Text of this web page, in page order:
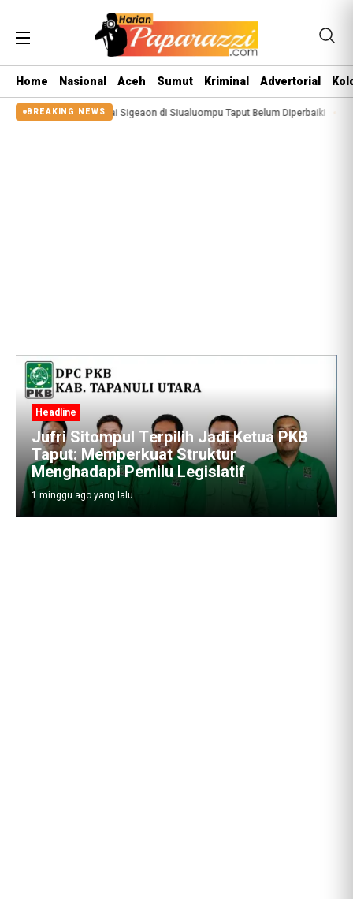
Home Nasional Aceh Sumut Kriminal Advertorial
BREAKING NEWS
Tanggul Sungai Sigeaon di Siualuompu Taput Belum Diperbaiki
Headline
Jufri Sitompul Terpilih Jadi Ketua PKB
Taput: Memperkuat Struktur
Menghadapi Pemilu Legislatif
1 minggu ago yang lalu